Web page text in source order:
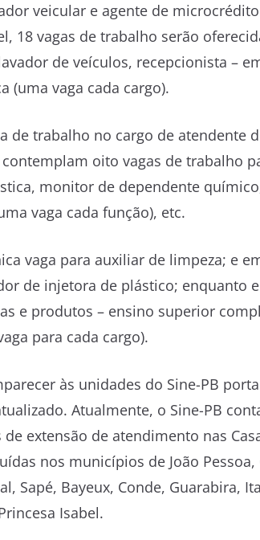
veicular e agente de
18 vagas de trabalho serão
de veículos, recepcionista –
(uma vaga cada cargo).
de trabalho no cargo de atendente
oito vagas de trabalho
monitor de dependente
vaga cada função), etc.
vaga para auxiliar de limpeza; e
de injetora de plástico; enquanto
e produtos – ensino superior
para cada cargo).
às unidades do Sine-PB
Atualmente, o Sine-PB
extensão de atendimento nas
nos municípios de João
Sapé, Bayeux, Conde, Guarabira,
Isabel.